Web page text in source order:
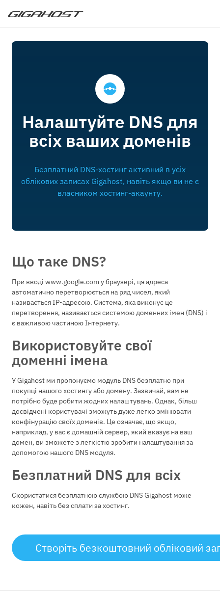
Налаштуйте DNS для
всіх ваших доменів
Безплатний DNS-хостинг активний в усіх
облікових записах Gigahost, навіть якщо ви не є
власником хостинг-акаунту.
Що таке DNS?
При вводі www.google.com у браузері, ця адреса
автоматично перетворюється на ряд чисел, який
називається IP-адресою. Система, яка виконує це
перетворення, називається системою доменних імен (DNS) і
є важливою частиною Інтернету.
Використовуйте свої
доменні імена
У Gigahost ми пропонуємо модуль DNS безплатно при
покупці нашого хостингу або домену. Зазвичай, вам не
потрібно буде робити жодних налаштувань. Однак, більш
досвідчені користувачі зможуть дуже легко змінювати
конфінурацію своїх доменів. Це означає, що якщо,
наприклад, у вас є домашній сервер, який вказує на ваш
домен, ви зможете з легкістю зробити налаштування за
допомогою нашого DNS модуля.
Безплатний DNS для всіх
Скористатися безплатною службою DNS Gigahost може
кожен, навіть без сплати за хостинг.
Створіть безкоштовний обліковий